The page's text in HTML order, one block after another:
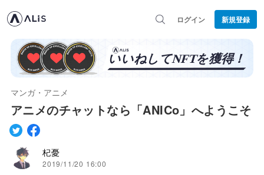
ログイン 新規登録
マンガ・アニメ
アニメのチャットなら「ANICo」へようこそ
杞憂
2019/11/20 16:00